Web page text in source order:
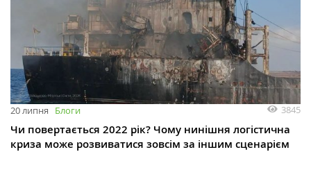
20 липня Блоги 3845
Чи повертається 2022 рік? Чому нинішня логістична
криза може розвиватися зовсім за іншим сценарієм